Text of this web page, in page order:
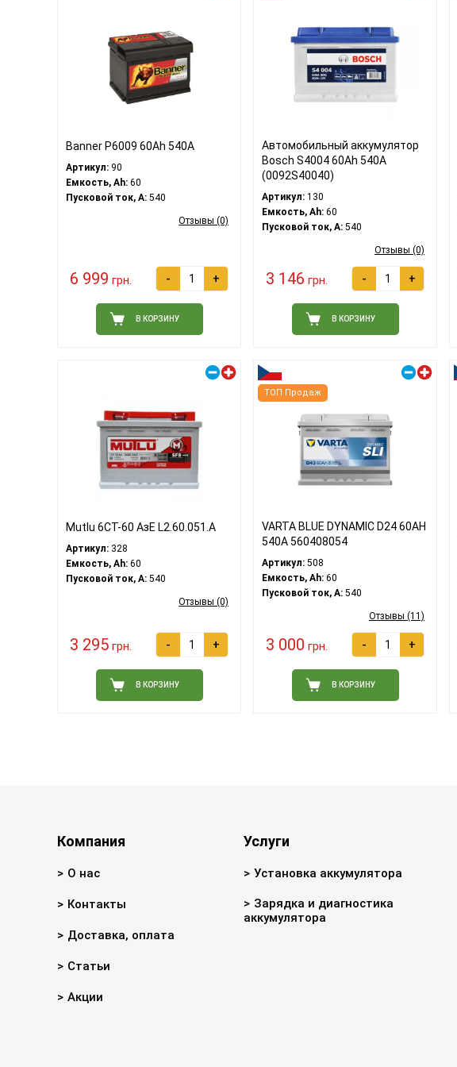
Banner P6009 60Ah 540A
Артикул: 90
Емкость, Ah: 60
Пусковой ток, A: 540
Отзывы (0)
6 999 грн. - +
В КОРЗИНУ
Автомобильный аккумулятор
Bosch S4004 60Ah 540A
(0092S40040)
Артикул: 130
Емкость, Ah: 60
Пусковой ток, A: 540
Отзывы (0)
3 146 грн. - +
В КОРЗИНУ
Mutlu 6СТ-60 АзЕ L2.60.051.A
Артикул: 328
Емкость, Ah: 60
Пусковой ток, A: 540
Отзывы (0)
3 295 грн. - +
В КОРЗИНУ
ТОП Продаж
VARTA BLUE DYNAMIC D24 60АH
540A 560408054
Артикул: 508
Емкость, Ah: 60
Пусковой ток, A: 540
Отзывы (11)
3 000 грн. - +
В КОРЗИНУ
Компания
О нас
Контакты
Доставка, оплата
Статьи
Акции
Услуги
Установка аккумулятора
Зарядка и диагностика
аккумулятора